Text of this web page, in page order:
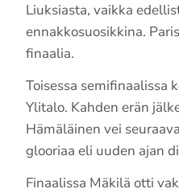
Liuksiasta, vaikka
ennakkosuosikkina.
finaalia.
Toisessa semifinaalissa
Ylitalo. Kahden erän
Hämäläinen vei
glooriaa eli uuden ajan
Finaalissa Mäkilä otti